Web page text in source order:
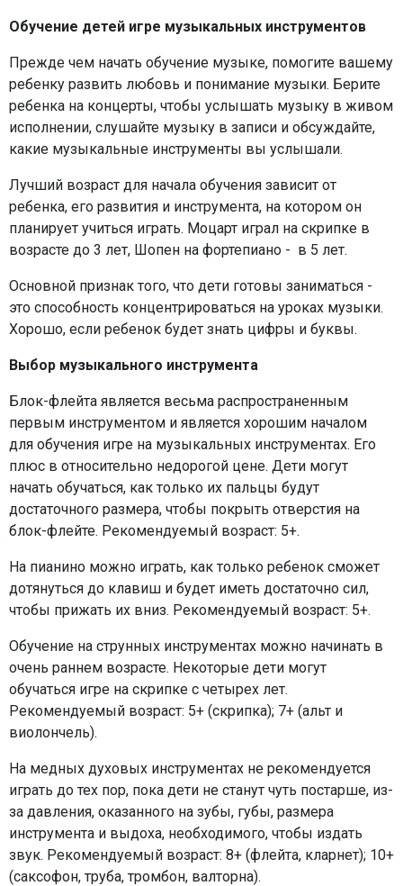
Обучение детей игре музыкальных инструментов
Прежде чем начать обучение музыке, помогите вашему
ребенку развить любовь и понимание музыки. Берите
ребенка на концерты, чтобы услышать музыку в живом
исполнении, слушайте музыку в записи и обсуждайте,
какие музыкальные инструменты вы услышали.
Лучший возраст для начала обучения зависит от
ребенка, его развития и инструмента, на котором он
планирует учиться играть. Моцарт играл на скрипке в
возрасте до 3 лет, Шопен на фортепиано - в 5 лет.
Основной признак того, что дети готовы заниматься -
это способность концентрироваться на уроках музыки.
Хорошо, если ребенок будет знать цифры и буквы.
Выбор музыкального инструмента
Блок-флейта является весьма распространенным
первым инструментом и является хорошим началом
для обучения игре на музыкальных инструментах. Его
плюс в относительно недорогой цене. Дети могут
начать обучаться, как только их пальцы будут
достаточного размера, чтобы покрыть отверстия на
блок-флейте. Рекомендуемый возраст: 5+.
На пианино можно играть, как только ребенок сможет
дотянуться до клавиш и будет иметь достаточно сил,
чтобы прижать их вниз. Рекомендуемый возраст: 5+.
Обучение на струнных инструментах можно начинать в
очень раннем возрасте. Некоторые дети могут
обучаться игре на скрипке с четырех лет.
Рекомендуемый возраст: 5+ (скрипка); 7+ (альт и
виолончель).
На медных духовых инструментах не рекомендуется
играть до тех пор, пока дети не станут чуть постарше, из-
за давления, оказанного на зубы, губы, размера
инструмента и выдоха, необходимого, чтобы издать
звук. Рекомендуемый возраст: 8+ (флейта, кларнет); 10+
(саксофон, труба, тромбон, валторна).